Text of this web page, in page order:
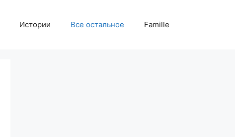
Истории Все остальное Famille